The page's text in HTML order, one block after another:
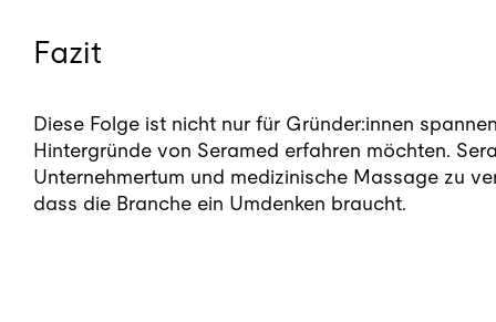
Fazit
Diese Folge ist nicht nur für Gründer:innen
Hintergründe von Seramed erfahren möchten.
Unternehmertum und medizinische Massage zu
dass die Branche ein Umdenken braucht.